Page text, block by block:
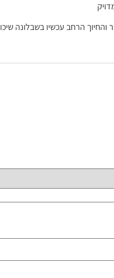
הרחב עכשיו בשבלונה